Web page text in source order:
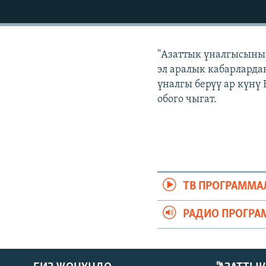
АЗАТТЫК+
"Азаттык
эл аралык
үналгы берүү ар
обого чыгат.
ТВ
РАДИО